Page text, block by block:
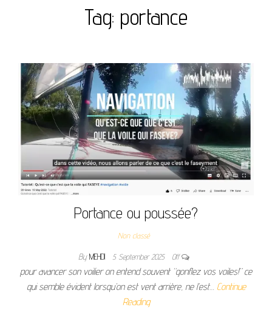
Tag: portance
Portance ou poussée?
Non classé
By MEHDI 5 September 2025 Off
pour avancer son voilier on entend souvent “gonflez vos voiles!” ce
qui semble évident lorsqu’on est vent arrière, ne l’est… Continue
Reading